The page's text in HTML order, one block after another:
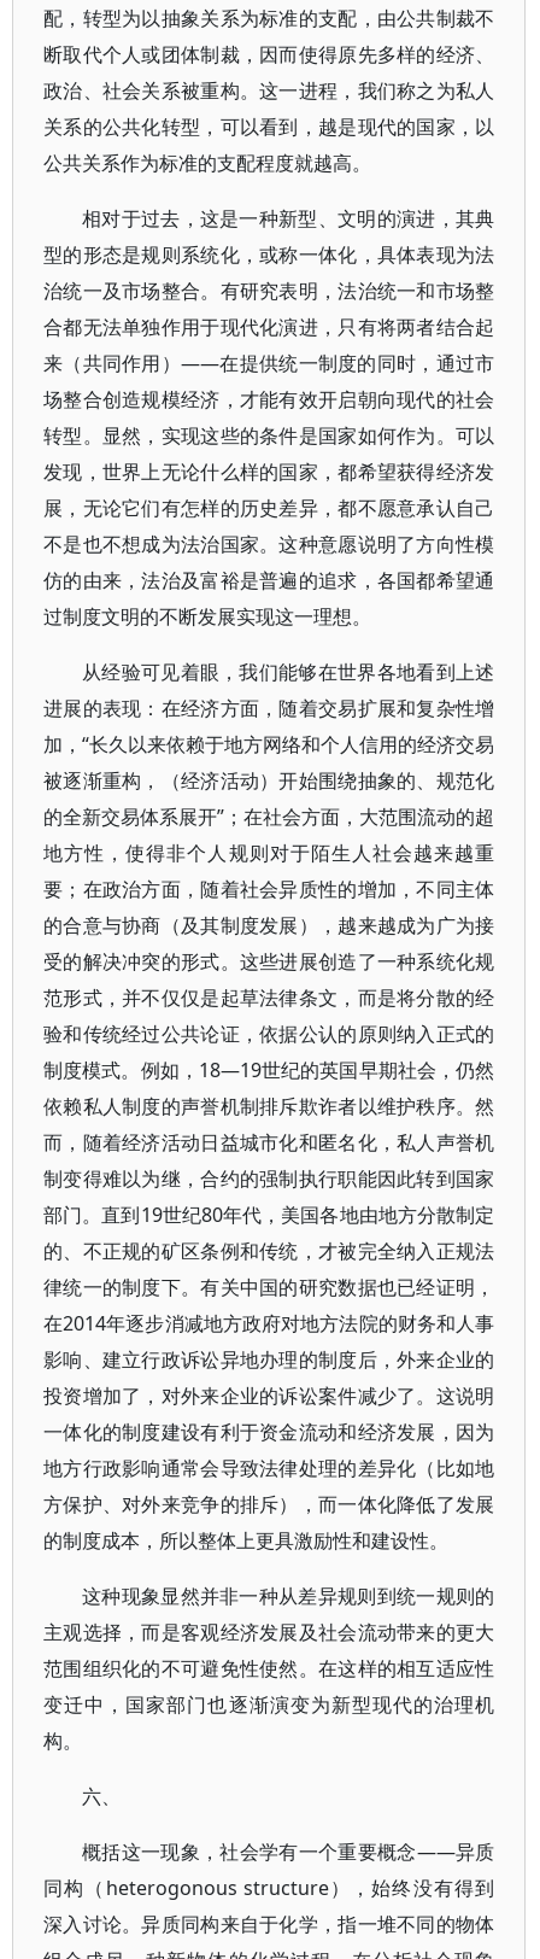
配，转型为以抽象关系为标准的支配，由公共制裁不
断取代个人或团体制裁，因而使得原先多样的经济、
政治、社会关系被重构。这一进程，我们称之为私人
关系的公共化转型，可以看到，越是现代的国家，以
公共关系作为标准的支配程度就越高。
相对于过去，这是一种新型、文明的演进，其典
型的形态是规则系统化，或称一体化，具体表现为法
治统一及市场整合。有研究表明，法治统一和市场整
合都无法单独作用于现代化演进，只有将两者结合起
来（共同作用）——在提供统一制度的同时，通过市
场整合创造规模经济，才能有效开启朝向现代的社会
转型。显然，实现这些的条件是国家如何作为。可以
发现，世界上无论什么样的国家，都希望获得经济发
展，无论它们有怎样的历史差异，都不愿意承认自己
不是也不想成为法治国家。这种意愿说明了方向性模
仿的由来，法治及富裕是普遍的追求，各国都希望通
过制度文明的不断发展实现这一理想。
从经验可见着眼，我们能够在世界各地看到上述
进展的表现：在经济方面，随着交易扩展和复杂性增
加，“长久以来依赖于地方网络和个人信用的经济交易
被逐渐重构，（经济活动）开始围绕抽象的、规范化
的全新交易体系展开”；在社会方面，大范围流动的超
地方性，使得非个人规则对于陌生人社会越来越重
要；在政治方面，随着社会异质性的增加，不同主体
的合意与协商（及其制度发展），越来越成为广为接
受的解决冲突的形式。这些进展创造了一种系统化规
范形式，并不仅仅是起草法律条文，而是将分散的经
验和传统经过公共论证，依据公认的原则纳入正式的
制度模式。例如，18—19世纪的英国早期社会，仍然
依赖私人制度的声誉机制排斥欺诈者以维护秩序。然
而，随着经济活动日益城市化和匿名化，私人声誉机
制变得难以为继，合约的强制执行职能因此转到国家
部门。直到19世纪80年代，美国各地由地方分散制定
的、不正规的矿区条例和传统，才被完全纳入正规法
律统一的制度下。有关中国的研究数据也已经证明，
在2014年逐步消减地方政府对地方法院的财务和人事
影响、建立行政诉讼异地办理的制度后，外来企业的
投资增加了，对外来企业的诉讼案件减少了。这说明
一体化的制度建设有利于资金流动和经济发展，因为
地方行政影响通常会导致法律处理的差异化（比如地
方保护、对外来竞争的排斥），而一体化降低了发展
的制度成本，所以整体上更具激励性和建设性。
这种现象显然并非一种从差异规则到统一规则的
主观选择，而是客观经济发展及社会流动带来的更大
范围组织化的不可避免性使然。在这样的相互适应性
变迁中，国家部门也逐渐演变为新型现代的治理机
构。
六、
概括这一现象，社会学有一个重要概念——异质
同构（heterogonous structure），始终没有得到
深入讨论。异质同构来自于化学，指一堆不同的物体